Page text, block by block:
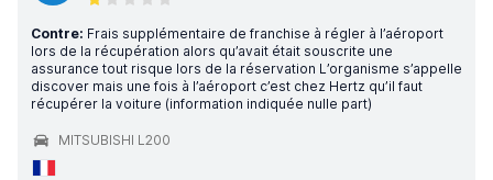
Contre: Frais supplémentaire de franchise à régler à l’aéroport
lors de la récupération alors qu’avait était souscrite une
assurance tout risque lors de la réservation L’organisme s’appelle
discover mais une fois à l’aéroport c’est chez Hertz qu’il faut
récupérer la voiture (information indiquée nulle part)
MITSUBISHI L200